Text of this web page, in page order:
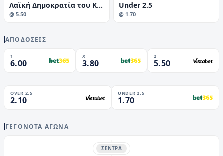
Λαϊκή Δημοκρατία του Κονγκό
@ 5.50
Under 2.5
@ 1.70
ΑΠΟΔΟΣΕΙΣ
1
6.00
X
3.80
2
5.50
OVER 2.5
2.10
UNDER 2.5
1.70
ΓΕΓΟΝΌΤΑ ΑΓΏΝΑ
ΣΈΝΤΡΑ